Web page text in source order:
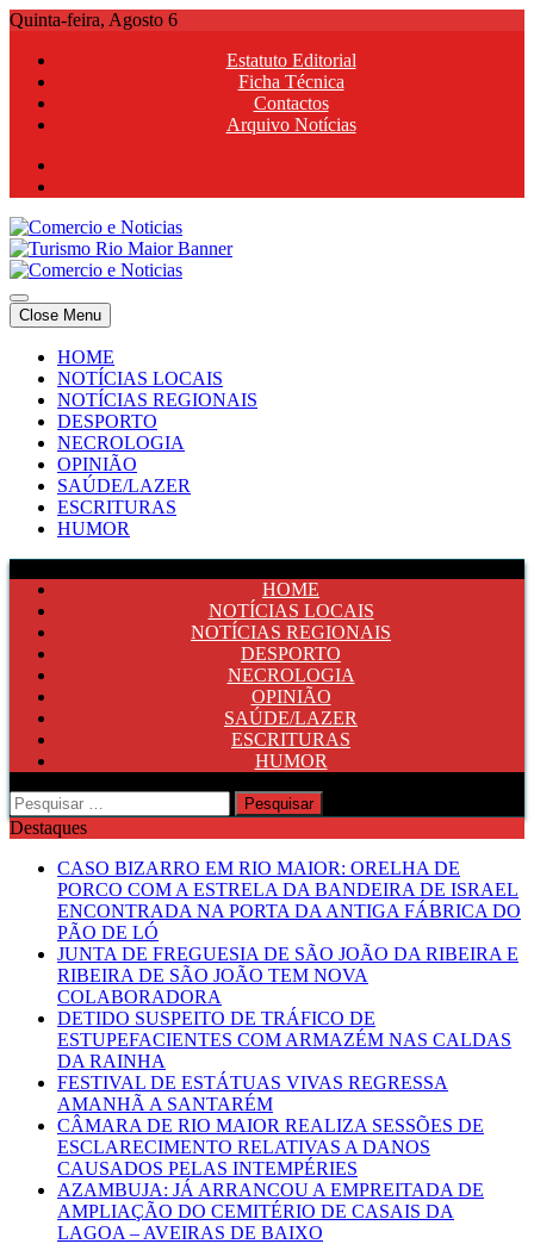
Skip
content
Quinta-feira, Agosto 6
Estatuto Editorial
Ficha Técnica
Contactos
Arquivo Notícias
Comercio e Noticias
Notícias e Publicidade Online
Comercio e Noticias
Notícias e Publicidade Online
Close Menu
HOME
NOTÍCIAS LOCAIS
NOTÍCIAS REGIONAIS
DESPORTO
NECROLOGIA
OPINIÃO
SAÚDE/LAZER
ESCRITURAS
HUMOR
HOME
NOTÍCIAS LOCAIS
NOTÍCIAS REGIONAIS
DESPORTO
NECROLOGIA
OPINIÃO
SAÚDE/LAZER
ESCRITURAS
HUMOR
Pesquisar
por:
Destaques
CASO BIZARRO EM RIO MAIOR: ORELHA DE
PORCO COM A ESTRELA DA BANDEIRA DE ISRAEL
ENCONTRADA NA PORTA DA ANTIGA FÁBRICA DO
PÃO DE LÓ
JUNTA DE FREGUESIA DE SÃO JOÃO DA RIBEIRA E
RIBEIRA DE SÃO JOÃO TEM NOVA
COLABORADORA
DETIDO SUSPEITO DE TRÁFICO DE
ESTUPEFACIENTES COM ARMAZÉM NAS CALDAS
DA RAINHA
FESTIVAL DE ESTÁTUAS VIVAS REGRESSA
AMANHÃ A SANTARÉM
CÂMARA DE RIO MAIOR REALIZA SESSÕES DE
ESCLARECIMENTO RELATIVAS A DANOS
CAUSADOS PELAS INTEMPÉRIES
AZAMBUJA: JÁ ARRANCOU A EMPREITADA DE
AMPLIAÇÃO DO CEMITÉRIO DE CASAIS DA
LAGOA – AVEIRAS DE BAIXO